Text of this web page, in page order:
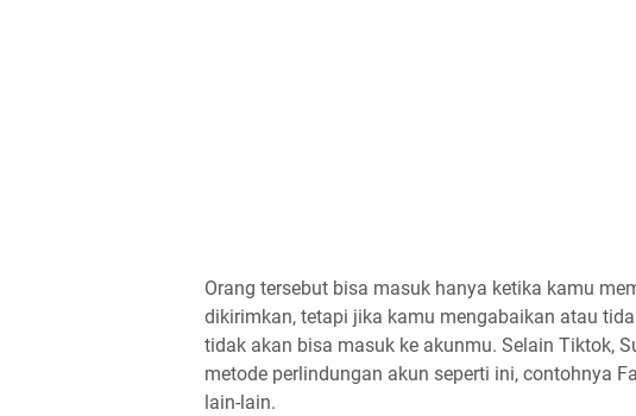
Orang tersebut bisa masuk hanya ketika kamu
dikirimkan, tetapi jika kamu mengabaikan atau
tidak akan bisa masuk ke akunmu. Selain Tiktok,
metode perlindungan akun seperti ini, contohnya
lain-lain.